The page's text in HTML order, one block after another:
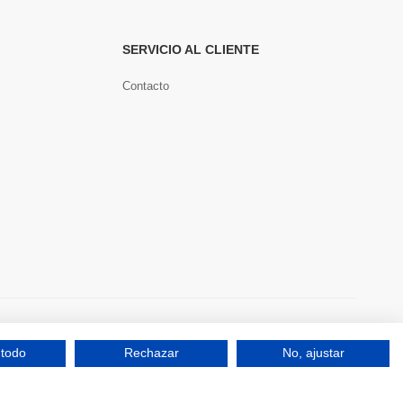
SERVICIO AL CLIENTE
Contacto
Pago seguro
Rechazar No, ajustar